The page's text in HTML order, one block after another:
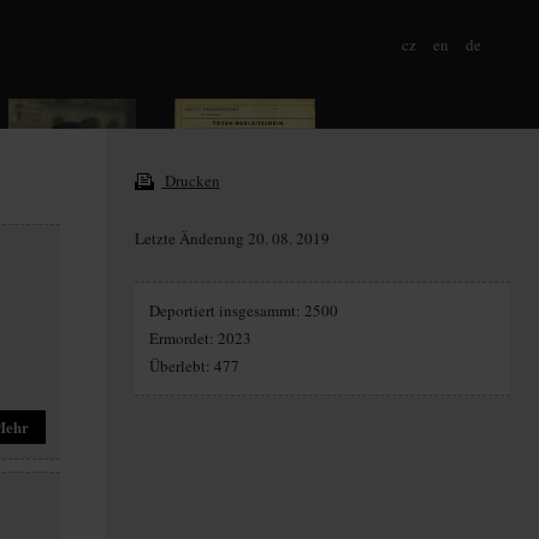
cz en de
Drucken
Letzte Änderung 20. 08. 2019
Deportiert insgesammt: 2500
Ermordet: 2023
Überlebt: 477